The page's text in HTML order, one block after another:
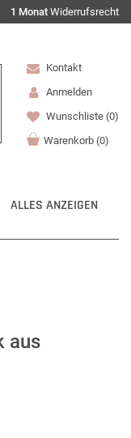
1 Monat Widerrufsrecht
Kontakt
Anmelden
Wunschliste (0)
Warenkorb (0)
ALLES ANZEIGEN
aus